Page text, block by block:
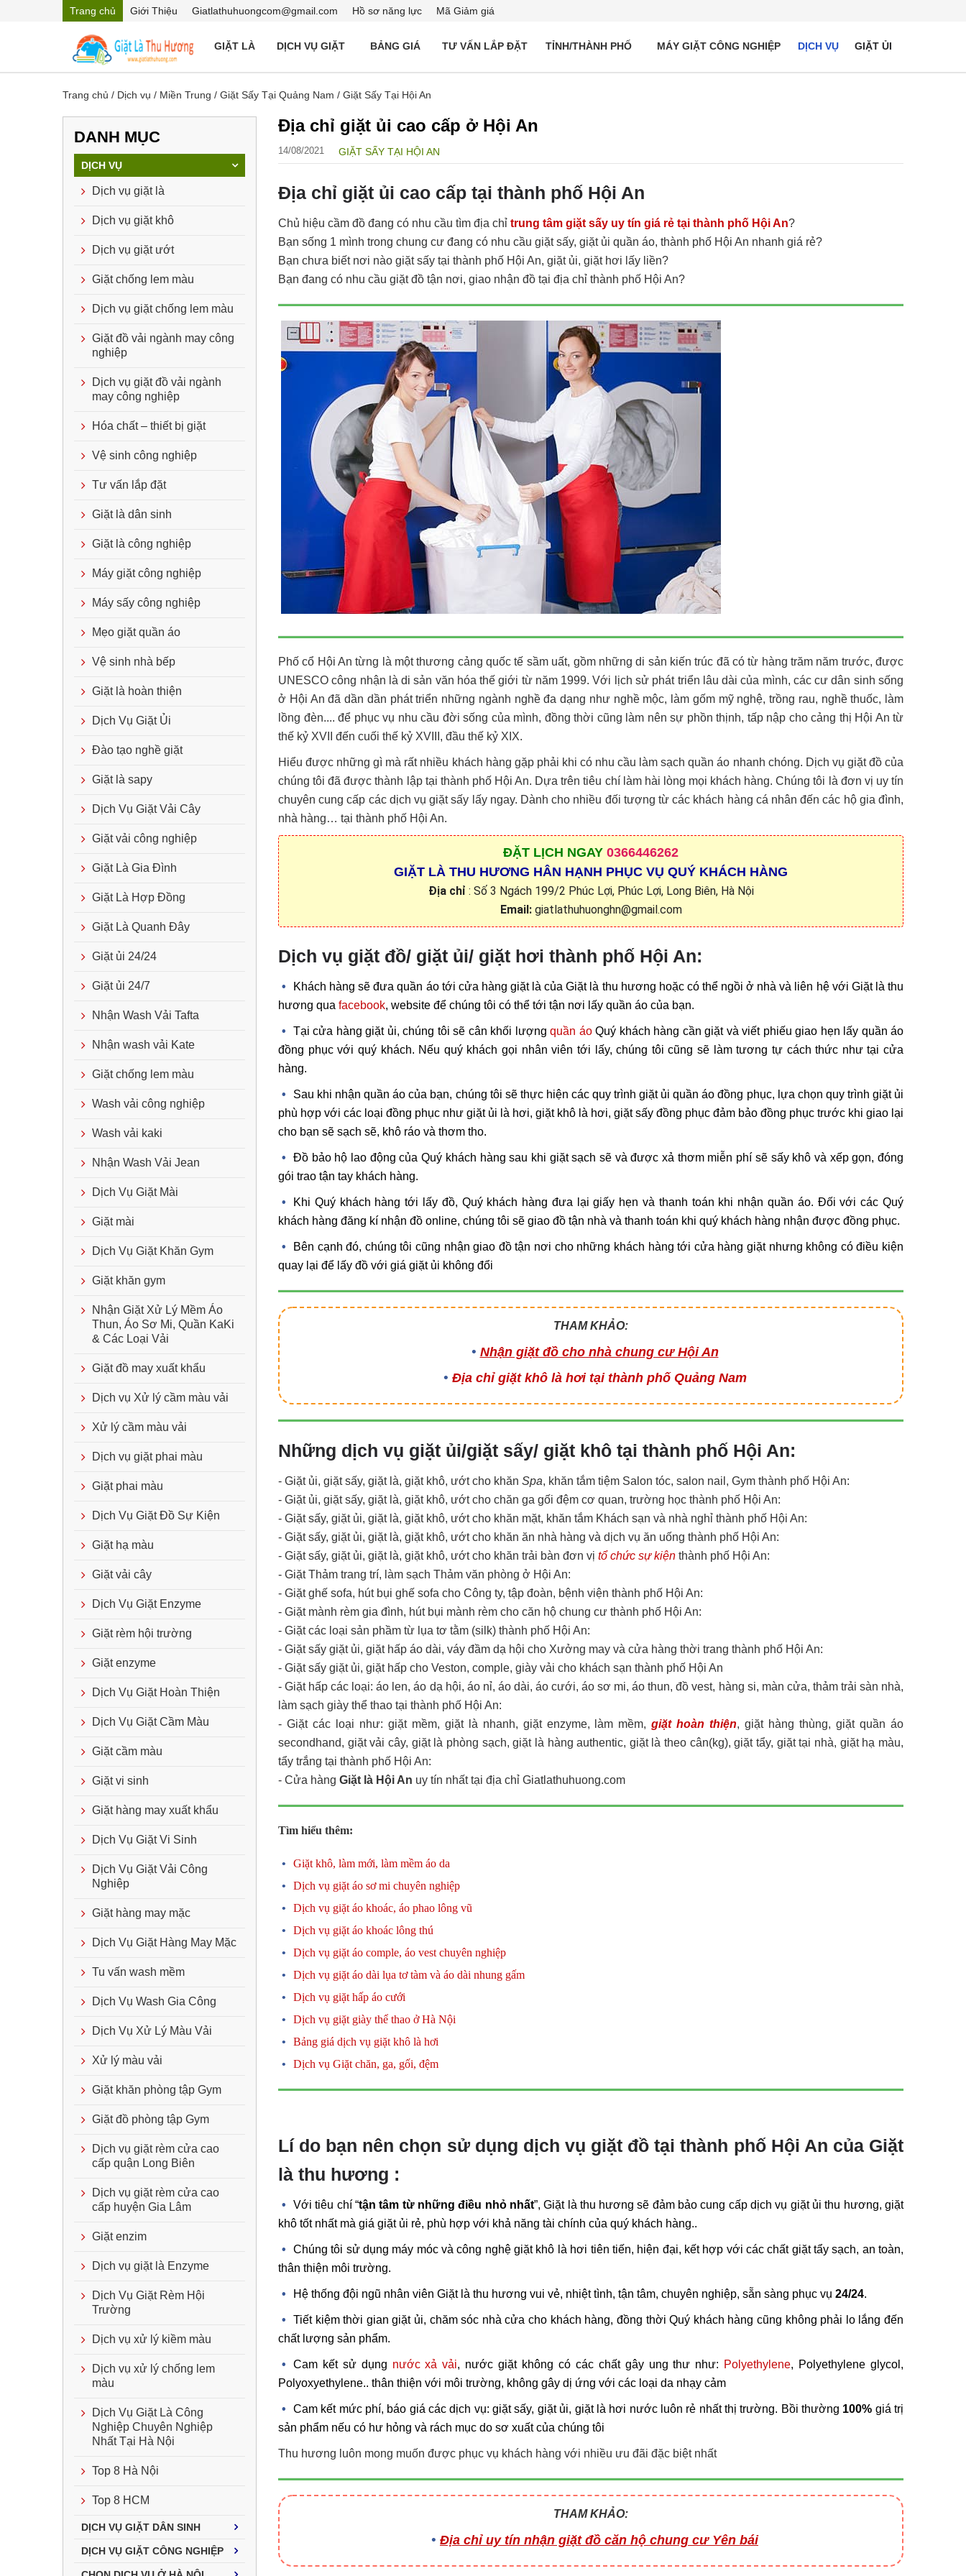
Trang chủ Giới Thiệu Giatlathuhuongcom@gmail.com Hồ sơ năng lực Mã Giảm giá
GIẶT LÀ DỊCH VỤ GIẶT BẢNG GIÁ TƯ VẤN LẮP ĐẶT TỈNH/THÀNH PHỐ MÁY GIẶT CÔNG NGHIỆP DỊCH VỤ GIẶT ỦI
Trang chủ / Dịch vụ / Miền Trung / Giặt Sấy Tại Quảng Nam / Giặt Sấy Tại Hội An
Địa chỉ giặt ủi cao cấp ở Hội An
14/08/2021 GIẶT SẤY TẠI HỘI AN
Địa chỉ giặt ủi cao cấp tại thành phố Hội An
Chủ hiệu cầm đồ đang có nhu cầu tìm địa chỉ trung tâm giặt sấy uy tín giá rẻ tại thành phố Hội An?
Bạn sống 1 mình trong chung cư đang có nhu cầu giặt sấy, giặt ủi quần áo, thành phố Hội An nhanh giá rẻ?
Bạn chưa biết nơi nào giặt sấy tại thành phố Hội An, giặt ủi, giặt hơi lấy liền?
Bạn đang có nhu cầu giặt đồ tận nơi, giao nhận đồ tại địa chỉ thành phố Hội An?
Phố cổ Hội An từng là một thương cảng quốc tế sầm uất, gồm những di sản kiến trúc đã có từ hàng trăm năm trước, được
UNESCO công nhận là di sản văn hóa thế giới từ năm 1999. Với lịch sử phát triển lâu dài của mình, các cư dân sinh sống
ở Hội An đã dần dần phát triển những ngành nghề đa dạng như nghề mộc, làm gốm mỹ nghệ, trồng rau, nghề thuốc, làm
lồng đèn.... để phục vụ nhu cầu đời sống của mình, đồng thời cũng làm nên sự phồn thịnh, tấp nập cho cảng thị Hội An từ
thế kỷ XVII đến cuối thế kỷ XVIII, đầu thế kỷ XIX.
Hiểu được những gì mà rất nhiều khách hàng gặp phải khi có nhu cầu làm sạch quần áo nhanh chóng. Dịch vụ giặt đồ của
chúng tôi đã được thành lập tại thành phố Hội An. Dựa trên tiêu chí làm hài lòng mọi khách hàng. Chúng tôi là đơn vị uy tín
chuyên cung cấp các dịch vụ giặt sấy lấy ngay. Dành cho nhiều đối tượng từ các khách hàng cá nhân đến các hộ gia đình,
nhà hàng… tại thành phố Hội An.
ĐẶT LỊCH NGAY 0366446262
GIẶT LÀ THU HƯƠNG HÂN HẠNH PHỤC VỤ QUÝ KHÁCH HÀNG
Địa chỉ : Số 3 Ngách 199/2 Phúc Lợi, Phúc Lợi, Long Biên, Hà Nội
Email:giatlathuhuonghn@gmail.com
Dịch vụ giặt đồ/ giặt ủi/ giặt hơi thành phố Hội An:
Khách hàng sẽ đưa quần áo tới cửa hàng giặt là của Giặt là thu hương hoặc có thể ngồi ở nhà và liên hệ với Giặt là thu
hương qua facebook, website để chúng tôi có thể tới tận nơi lấy quần áo của bạn.
Tại cửa hàng giặt ủi, chúng tôi sẽ cân khối lượngquần áoQuý khách hàng cần giặt và viết phiếu giao hẹn lấy quần áo
đồng phục với quý khách. Nếu quý khách gọi nhân viên tới lấy, chúng tôi cũng sẽ làm tương tự cách thức như tại cửa
hàng.
Sau khi nhận quần áo của bạn, chúng tôi sẽ thực hiện các quy trình giặt ủi quần áo đồng phục, lựa chọn quy trình giặt ủi
phù hợp với các loại đồng phục như giặt ủi là hơi, giặt khô là hơi, giặt sấy đồng phục đảm bảo đồng phục trước khi giao lại
cho bạn sẽ sạch sẽ, khô ráo và thơm tho.
Đồ bảo hộ lao động của Quý khách hàng sau khi giặt sạch sẽ và được xả thơm miễn phí sẽ sấy khô và xếp gọn, đóng
gói trao tận tay khách hàng.
Khi Quý khách hàng tới lấy đồ, Quý khách hàng đưa lại giấy hẹn và thanh toán khi nhận quần áo. Đối với các Quý
khách hàng đăng kí nhận đồ online, chúng tôi sẽ giao đồ tận nhà và thanh toán khi quý khách hàng nhận được đồng phục.
Bên cạnh đó, chúng tôi cũng nhận giao đồ tận nơi cho những khách hàng tới cửa hàng giặt nhưng không có điều kiện
quay lại để lấy đồ với giá giặt ủi không đổi
THAM KHẢO:
Nhận giặt đồ cho nhà chung cư Hội An
Địa chỉ giặt khô là hơi tại thành phố Quảng Nam
Những dịch vụ giặt ủi/giặt sấy/ giặt khô tại thành phố Hội An:
- Giặt ủi, giặt sấy, giặt là, giặt khô, ướt cho khăn Spa, khăn tắm tiệm Salon tóc, salon nail, Gym thành phố Hội An:
- Giặt ủi, giặt sấy, giặt là, giặt khô, ướt cho chăn ga gối đệm cơ quan, trường học thành phố Hội An:
- Giặt sấy, giặt ủi, giặt là, giặt khô, ướt cho khăn mặt, khăn tắm Khách sạn và nhà nghỉ thành phố Hội An:
- Giặt sấy, giặt ủi, giặt là, giặt khô, ướt cho khăn ăn nhà hàng và dịch vụ ăn uống thành phố Hội An:
- Giặt sấy, giặt ủi, giặt là, giặt khô, ướt cho khăn trải bàn đơn vị tổ chức sự kiện thành phố Hội An:
- Giặt Thảm trang trí, làm sạch Thảm văn phòng ở Hội An:
- Giặt ghế sofa, hút bụi ghế sofa cho Công ty, tập đoàn, bệnh viện thành phố Hội An:
- Giặt mành rèm gia đình, hút bụi mành rèm cho căn hộ chung cư thành phố Hội An:
- Giặt các loại sản phầm từ lụa tơ tằm (silk) thành phố Hội An:
- Giặt sấy giặt ủi, giặt hấp áo dài, váy đầm dạ hội cho Xưởng may và cửa hàng thời trang thành phố Hội An:
- Giặt sấy giặt ủi, giặt hấp cho Veston, comple, giày vải cho khách sạn thành phố Hội An
- Giặt hấp các loại: áo len, áo dạ hội, áo nỉ, áo dài, áo cưới, áo sơ mi, áo thun, đồ vest, hàng si, màn cửa, thảm trải sàn nhà,
làm sạch giày thể thao tại thành phố Hội An:
- Giặt các loại như: giặt mềm, giặt là nhanh, giặt enzyme, làm mềm,giặt hoàn thiện, giặt hàng thùng, giặt quần áo
secondhand, giặt vải cây, giặt là phòng sạch, giặt là hàng authentic, giặt là theo cân(kg), giặt tẩy, giặt tại nhà, giặt hạ màu,
tẩy trắng tại thành phố Hội An:
- Cửa hàng Giặt là Hội An uy tín nhất tại địa chỉ Giatlathuhuong.com
Tìm hiểu thêm:
Giặt khô, làm mới, làm mềm áo da
Dịch vụ giặt áo sơ mi chuyên nghiệp
Dịch vụ giặt áo khoác, áo phao lông vũ
Dịch vụ giặt áo khoác lông thú
Dịch vụ giặt áo comple, áo vest chuyên nghiệp
Dịch vụ giặt áo dài lụa tơ tàm và áo dài nhung gấm
Dịch vụ giặt hấp áo cưới
Dịch vụ giặt giày thể thao ở Hà Nội
Bảng giá dịch vụ giặt khô là hơi
Dịch vụ Giặt chăn, ga, gối, đệm
Lí do bạn nên chọn sử dụng dịch vụ giặt đồ tại thành phố Hội An của Giặt
là thu hương :
Với tiêu chí “tận tâm từ những điều nhỏ nhất”, Giặt là thu hương sẽ đảm bảo cung cấp dịch vụ giặt ủi thu hương, giặt
khô tốt nhất mà giá giặt ủi rẻ, phù hợp với khả năng tài chính của quý khách hàng..
Chúng tôi sử dụng máy móc và công nghệ giặt khô là hơi tiên tiến, hiện đại, kết hợp với các chất giặt tẩy sạch, an toàn,
thân thiện môi trường.
Hệ thống đội ngũ nhân viên Giặt là thu hương vui vẻ, nhiệt tình, tận tâm, chuyên nghiệp, sẵn sàng phục vụ 24/24.
Tiết kiệm thời gian giặt ủi, chăm sóc nhà cửa cho khách hàng, đồng thời Quý khách hàng cũng không phải lo lắng đến
chất lượng sản phẩm.
Cam kết sử dụng nước xả vải, nước giặt không có các chất gây ung thư như: Polyethylene, Polyethylene glycol,
Polyoxyethylene.. thân thiện với môi trường, không gây dị ứng với các loại da nhạy cảm
Cam kết mức phí, báo giá các dịch vụ: giặt sấy, giặt ủi, giặt là hơi nước luôn rẻ nhất thị trường. Bồi thường 100% giá trị
sản phẩm nếu có hư hỏng và rách mục do sơ xuất của chúng tôi
Thu hương luôn mong muốn được phục vụ khách hàng với nhiều ưu đãi đặc biệt nhất
THAM KHẢO:
Địa chỉ uy tín nhận giặt đồ căn hộ chung cư Yên bái
DANH MỤC
DỊCH VỤ
Dịch vụ giặt là
Dịch vụ giặt khô
Dịch vụ giặt ướt
Giặt chống lem màu
Dịch vụ giặt chống lem màu
Giặt đồ vải ngành may công
nghiệp
Dịch vụ giặt đồ vải ngành
may công nghiệp
Hóa chất – thiết bị giặt
Vệ sinh công nghiệp
Tư vấn lắp đặt
Giặt là dân sinh
Giặt là công nghiệp
Máy giặt công nghiệp
Máy sấy công nghiệp
Mẹo giặt quần áo
Vệ sinh nhà bếp
Giặt là hoàn thiện
Dịch Vụ Giặt Ủi
Đào tạo nghề giặt
Giặt là sapy
Dịch Vụ Giặt Vải Cây
Giặt vải công nghiệp
Giặt Là Gia Đình
Giặt Là Hợp Đồng
Giặt Là Quanh Đây
Giặt ủi 24/24
Giặt ủi 24/7
Nhận Wash Vải Tafta
Nhận wash vải Kate
Giặt chống lem màu
Wash vải công nghiệp
Wash vải kaki
Nhận Wash Vải Jean
Dịch Vụ Giặt Mài
Giặt mài
Dịch Vụ Giặt Khăn Gym
Giặt khăn gym
Nhận Giặt Xử Lý Mềm Áo
Thun, Áo Sơ Mi, Quần KaKi
& Các Loại Vải
Giặt đồ may xuất khẩu
Dịch vụ Xử lý cầm màu vải
Xử lý cầm màu vải
Dịch vụ giặt phai màu
Giặt phai màu
Dịch Vụ Giặt Đồ Sự Kiện
Giặt hạ màu
Giặt vải cây
Dịch Vụ Giặt Enzyme
Giặt rèm hội trường
Giặt enzyme
Dịch Vụ Giặt Hoàn Thiện
Dịch Vụ Giặt Cầm Màu
Giặt cầm màu
Giặt vi sinh
Giặt hàng may xuất khẩu
Dịch Vụ Giặt Vi Sinh
Dịch Vụ Giặt Vải Công
Nghiệp
Giặt hàng may mặc
Dịch Vụ Giặt Hàng May Mặc
Tu vấn wash mềm
Dịch Vụ Wash Gia Công
Dịch Vụ Xử Lý Màu Vải
Xử lý màu vải
Giặt khăn phòng tập Gym
Giặt đồ phòng tập Gym
Dịch vụ giặt rèm cửa cao
cấp quận Long Biên
Dịch vụ giặt rèm cửa cao
cấp huyện Gia Lâm
Giặt enzim
Dịch vụ giặt là Enzyme
Dịch Vụ Giặt Rèm Hội
Trường
Dịch vụ xử lý kiềm màu
Dịch vụ xử lý chống lem
màu
Dịch Vụ Giặt Là Công
Nghiệp Chuyên Nghiệp
Nhất Tại Hà Nội
Top 8 Hà Nội
Top 8 HCM
DỊCH VỤ GIẶT DÂN SINH
DỊCH VỤ GIẶT CÔNG NGHIỆP